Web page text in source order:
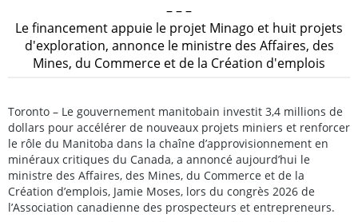
– – –
Le financement appuie le projet Minago et huit projets
d'exploration, annonce le ministre des Affaires, des
Mines, du Commerce et de la Création d'emplois
Toronto – Le gouvernement manitobain investit 3,4 millions de
dollars pour accélérer de nouveaux projets miniers et renforcer
le rôle du Manitoba dans la chaîne d’approvisionnement en
minéraux critiques du Canada, a annoncé aujourd’hui le
ministre des Affaires, des Mines, du Commerce et de la
Création d’emplois, Jamie Moses, lors du congrès 2026 de
l’Association canadienne des prospecteurs et entrepreneurs.